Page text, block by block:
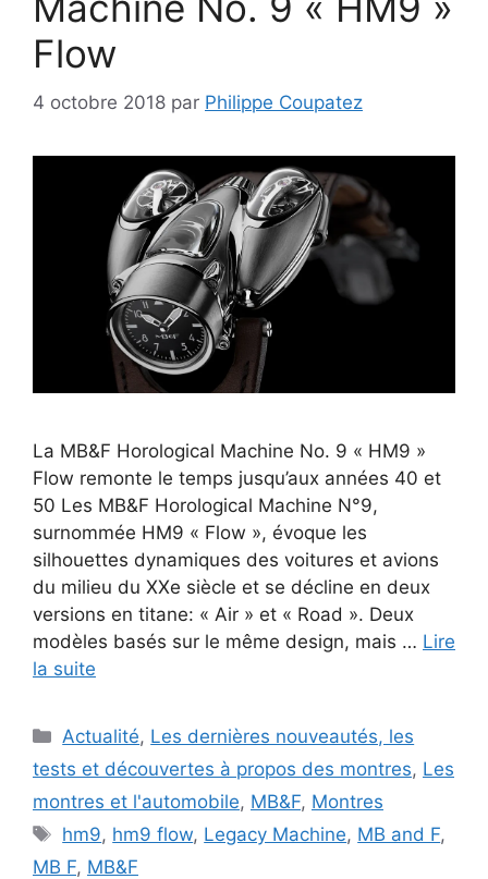
Flow
4 octobre 2018 par Philippe Coupatez
La MB&F Horological Machine No. 9 « HM9 »
Flow remonte le temps jusqu’aux années 40 et
50 Les MB&F Horological Machine N°9,
surnommée HM9 « Flow », évoque les
silhouettes dynamiques des voitures et avions
du milieu du XXe siècle et se décline en deux
versions en titane: « Air » et « Road ». Deux
modèles basés sur le même design, mais … Lire
la suite
Catégories
Actualité, Les dernières nouveautés, les
tests et découvertes à propos des montres, Les
montres et l'automobile, MB&F, Montres
Étiquettes
hm9, hm9 flow, Legacy Machine, MB and F,
MB F, MB&F